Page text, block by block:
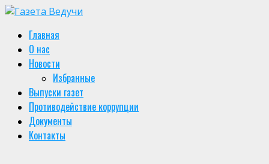
Skip
content
Primary
Menu
Главная
О нас
Новости
Избранные
Выпуски газет
Противодействие коррупции
Документы
Контакты